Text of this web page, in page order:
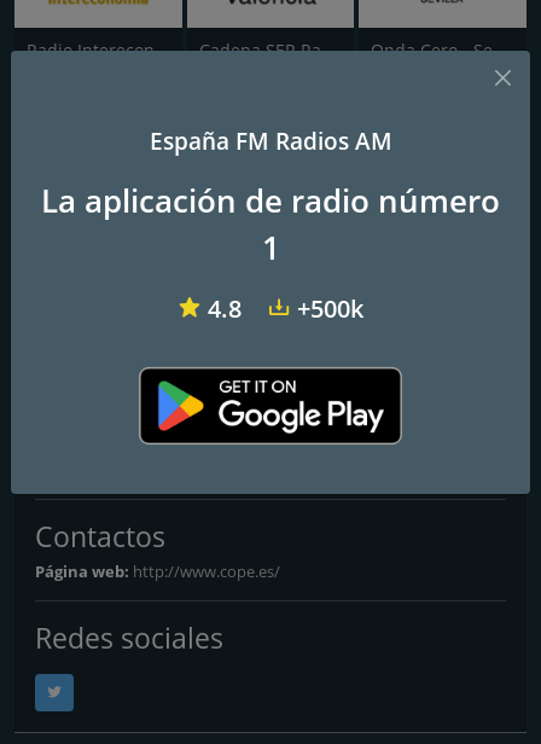
Radio Intereconomía Cadena SER Radio Valencia Onda Cero - Sevilla
Frecuencias FM
Contactos
Página web: http://www.cope.es/
Redes sociales
España FM Radios AM
La aplicación de radio número
1
4.8 +500k